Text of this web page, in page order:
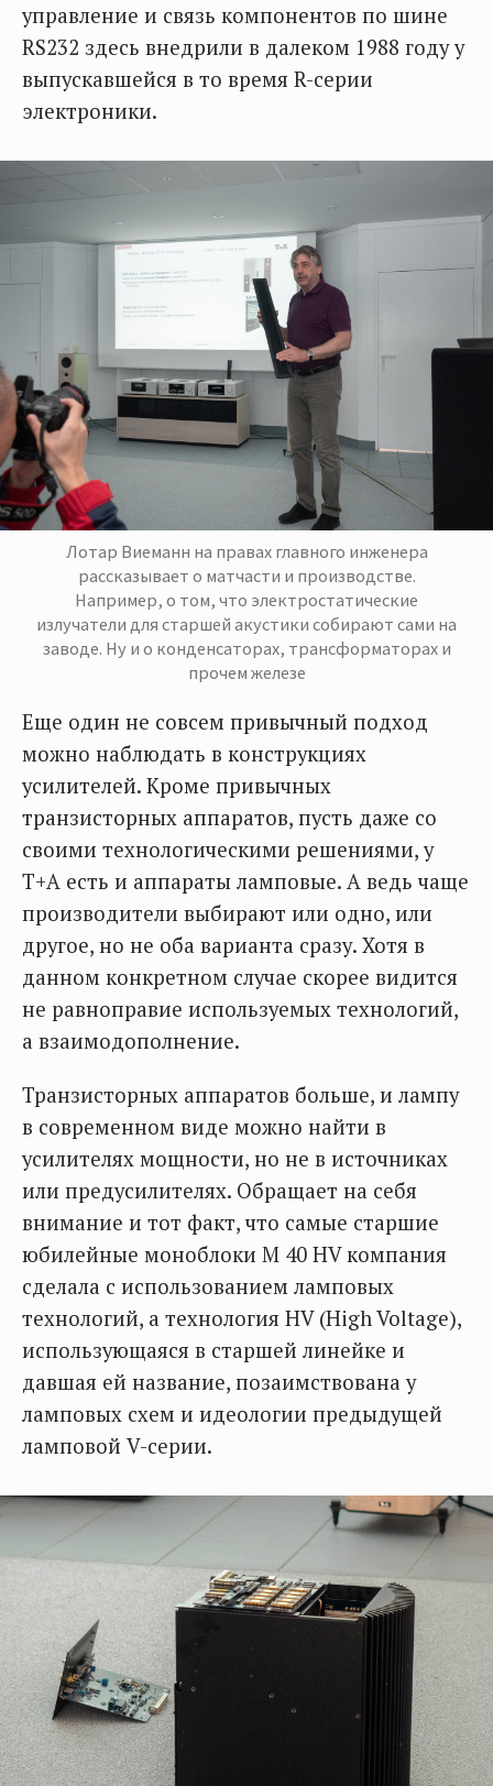
управление и связь компонентов по шине
RS232 здесь внедрили в далеком 1988 году у
выпускавшейся в то время R-серии
электроники.
Лотар Виeманн на правах главного инженера
рассказывает о матчасти и производстве.
Например, о том, что электростатические
излучатели для старшей акустики собирают сами на
заводе. Ну и о конденсаторах, трансформаторах и
прочем железе
Еще один не совсем привычный подход
можно наблюдать в конструкциях
усилителей. Кроме привычных
транзисторных аппаратов, пусть даже со
своими технологическими решениями, у
T+A есть и аппараты ламповые. А ведь чаще
производители выбирают или одно, или
другое, но не оба варианта сразу. Хотя в
данном конкретном случае скорее видится
не равноправие используемых технологий,
а взаимодополнение.
Транзисторных аппаратов больше, и лампу
в современном виде можно найти в
усилителях мощности, но не в источниках
или предусилителях. Обращает на себя
внимание и тот факт, что самые старшие
юбилейные моноблоки M 40 HV компания
сделала с использованием ламповых
технологий, а технология HV (High Voltage),
использующаяся в старшей линейке и
давшая ей название, позаимствована у
ламповых схем и идеологии предыдущей
ламповой V-серии.